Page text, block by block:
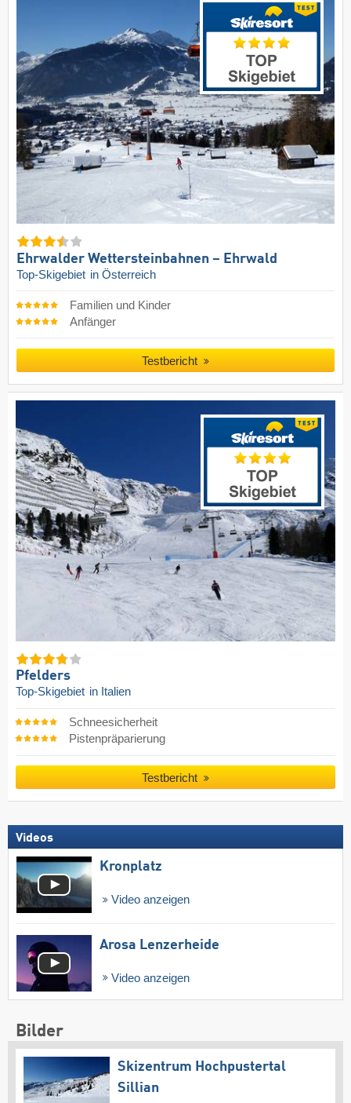
Ehrwalder Wettersteinbahnen – Ehrwald
Top-Skigebiet in Österreich
Familien und Kinder
Anfänger
Testbericht
Pfelders
Top-Skigebiet in Italien
Schneesicherheit
Pistenpräparierung
Testbericht
Videos
Kronplatz
Video anzeigen
Arosa Lenzerheide
Video anzeigen
Bilder
Skizentrum Hochpustertal
Sillian